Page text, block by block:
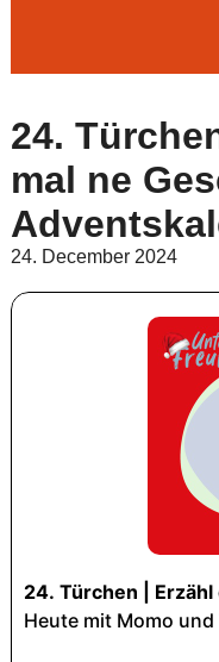
24.
mal ne
24. December 2024